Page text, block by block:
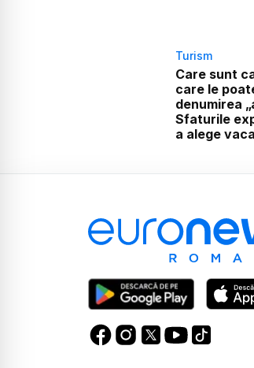
Turism
Care sunt
care le
denumirea
Sfaturile
a alege